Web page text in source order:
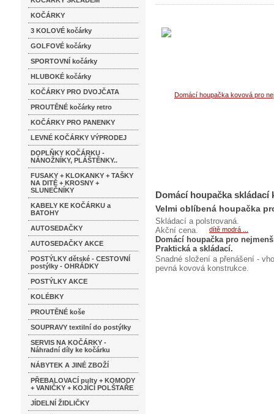
KOČÁRKY
3 KOLOVÉ kočárky
GOLFOVÉ kočárky
SPORTOVNÍ kočárky
HLUBOKÉ kočárky
KOČÁRKY PRO DVOJČATA
PROUTĚNÉ kočárky retro
KOČÁRKY PRO PANENKY
LEVNÉ KOČÁRKY VÝPRODEJ
DOPLŇKY KOČÁRKU -
NÁNOŽNÍKY, PLÁŠTĚNKY..
FUSAKY + KLOKANKY + TAŠKY
NA DITĚ + KROSNY +
SLUNEČNÍKY
KABELY KE KOČÁRKU a
BATOHY
AUTOSEDAČKY
AUTOSEDAČKY AKCE
POSTÝLKY dětské - CESTOVNÍ
postýlky - OHRÁDKY
POSTÝLKY AKCE
KOLÉBKY
PROUTĚNÉ koše
SOUPRAVY textilní do postýlky
SERVIS NA KOČÁRKY -
Náhradní díly ke kočárku
NÁBYTEK A JINÉ ZBOŽÍ
PŘEBALOVACÍ pulty + KOMODY
+ VANIČKY + KOJÍCÍ POLŠTAŘE
JÍDELNÍ ŽIDLIČKY
Domácí houpačka skládací
Velmi oblíbená houpačka
Skládací a polstrovaná.
Akční cena.
Domácí houpačka pro
Praktická a skládací.
Snadné složení a přenášení -
pevná kovová konstrukce.